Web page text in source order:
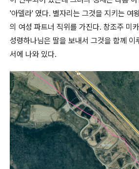
'아델라' 였다. 별자리는 그것을 지키는 여
의 여성 파트너 직위를 가진다. 창조주 미
성령하나님은 딸을 보내서 그것을 함께 이
서에 나와 있다.